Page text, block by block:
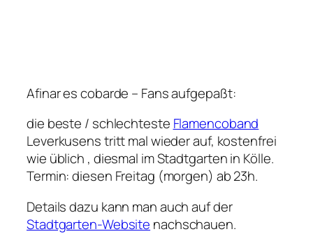
Afinar es cobarde – Fans aufgepaßt:
die beste / schlechteste Flamencoband
Leverkusens tritt mal wieder auf, kostenfrei
wie üblich , diesmal im Stadtgarten in Kölle.
Termin: diesen Freitag (morgen) ab 23h.
Details dazu kann man auch auf der
Stadtgarten-Website nachschauen.